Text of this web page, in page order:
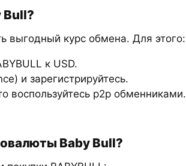
Bull?
выгодный курс обмена. Для этого:
к USD.
и зарегистрируйтесь.
воспользуйтесь p2p обменниками.
Baby Bull?